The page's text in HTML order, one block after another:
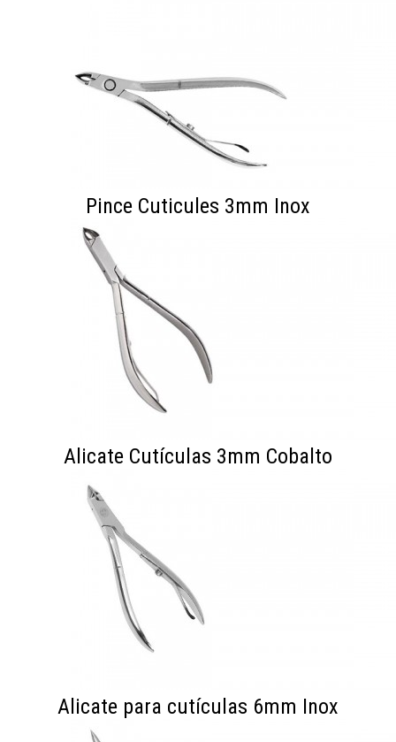
Pince Cuticules 3mm Inox
Alicate Cutículas 3mm Cobalto
Alicate para cutículas 6mm Inox